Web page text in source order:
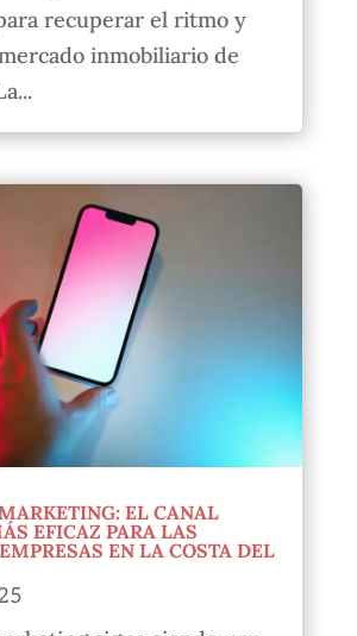
recuperar el ritmo y
inmobiliario de
EL CANAL
EFICAZ PARA LAS
EN LA COSTA DEL